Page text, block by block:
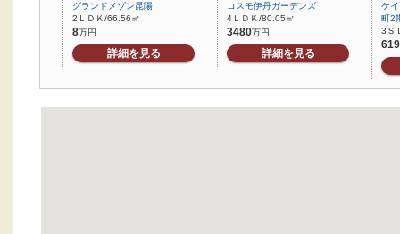
グランドメゾン昆陽
2ＬＤＫ/66.56㎡
8万円
詳細を見る
コスモ伊丹ガーデンズ
4ＬＤＫ/80.05㎡
3480万円
詳細を見る
ケ
町2
3Ｓ